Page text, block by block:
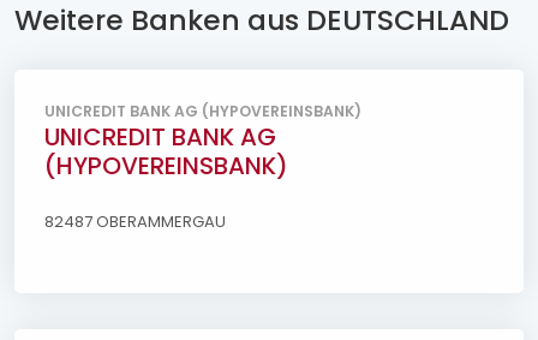
Weitere Banken aus DEUTSCHLAND
UNICREDIT BANK AG (HYPOVEREINSBANK)
UNICREDIT BANK AG
(HYPOVEREINSBANK)
82487 OBERAMMERGAU